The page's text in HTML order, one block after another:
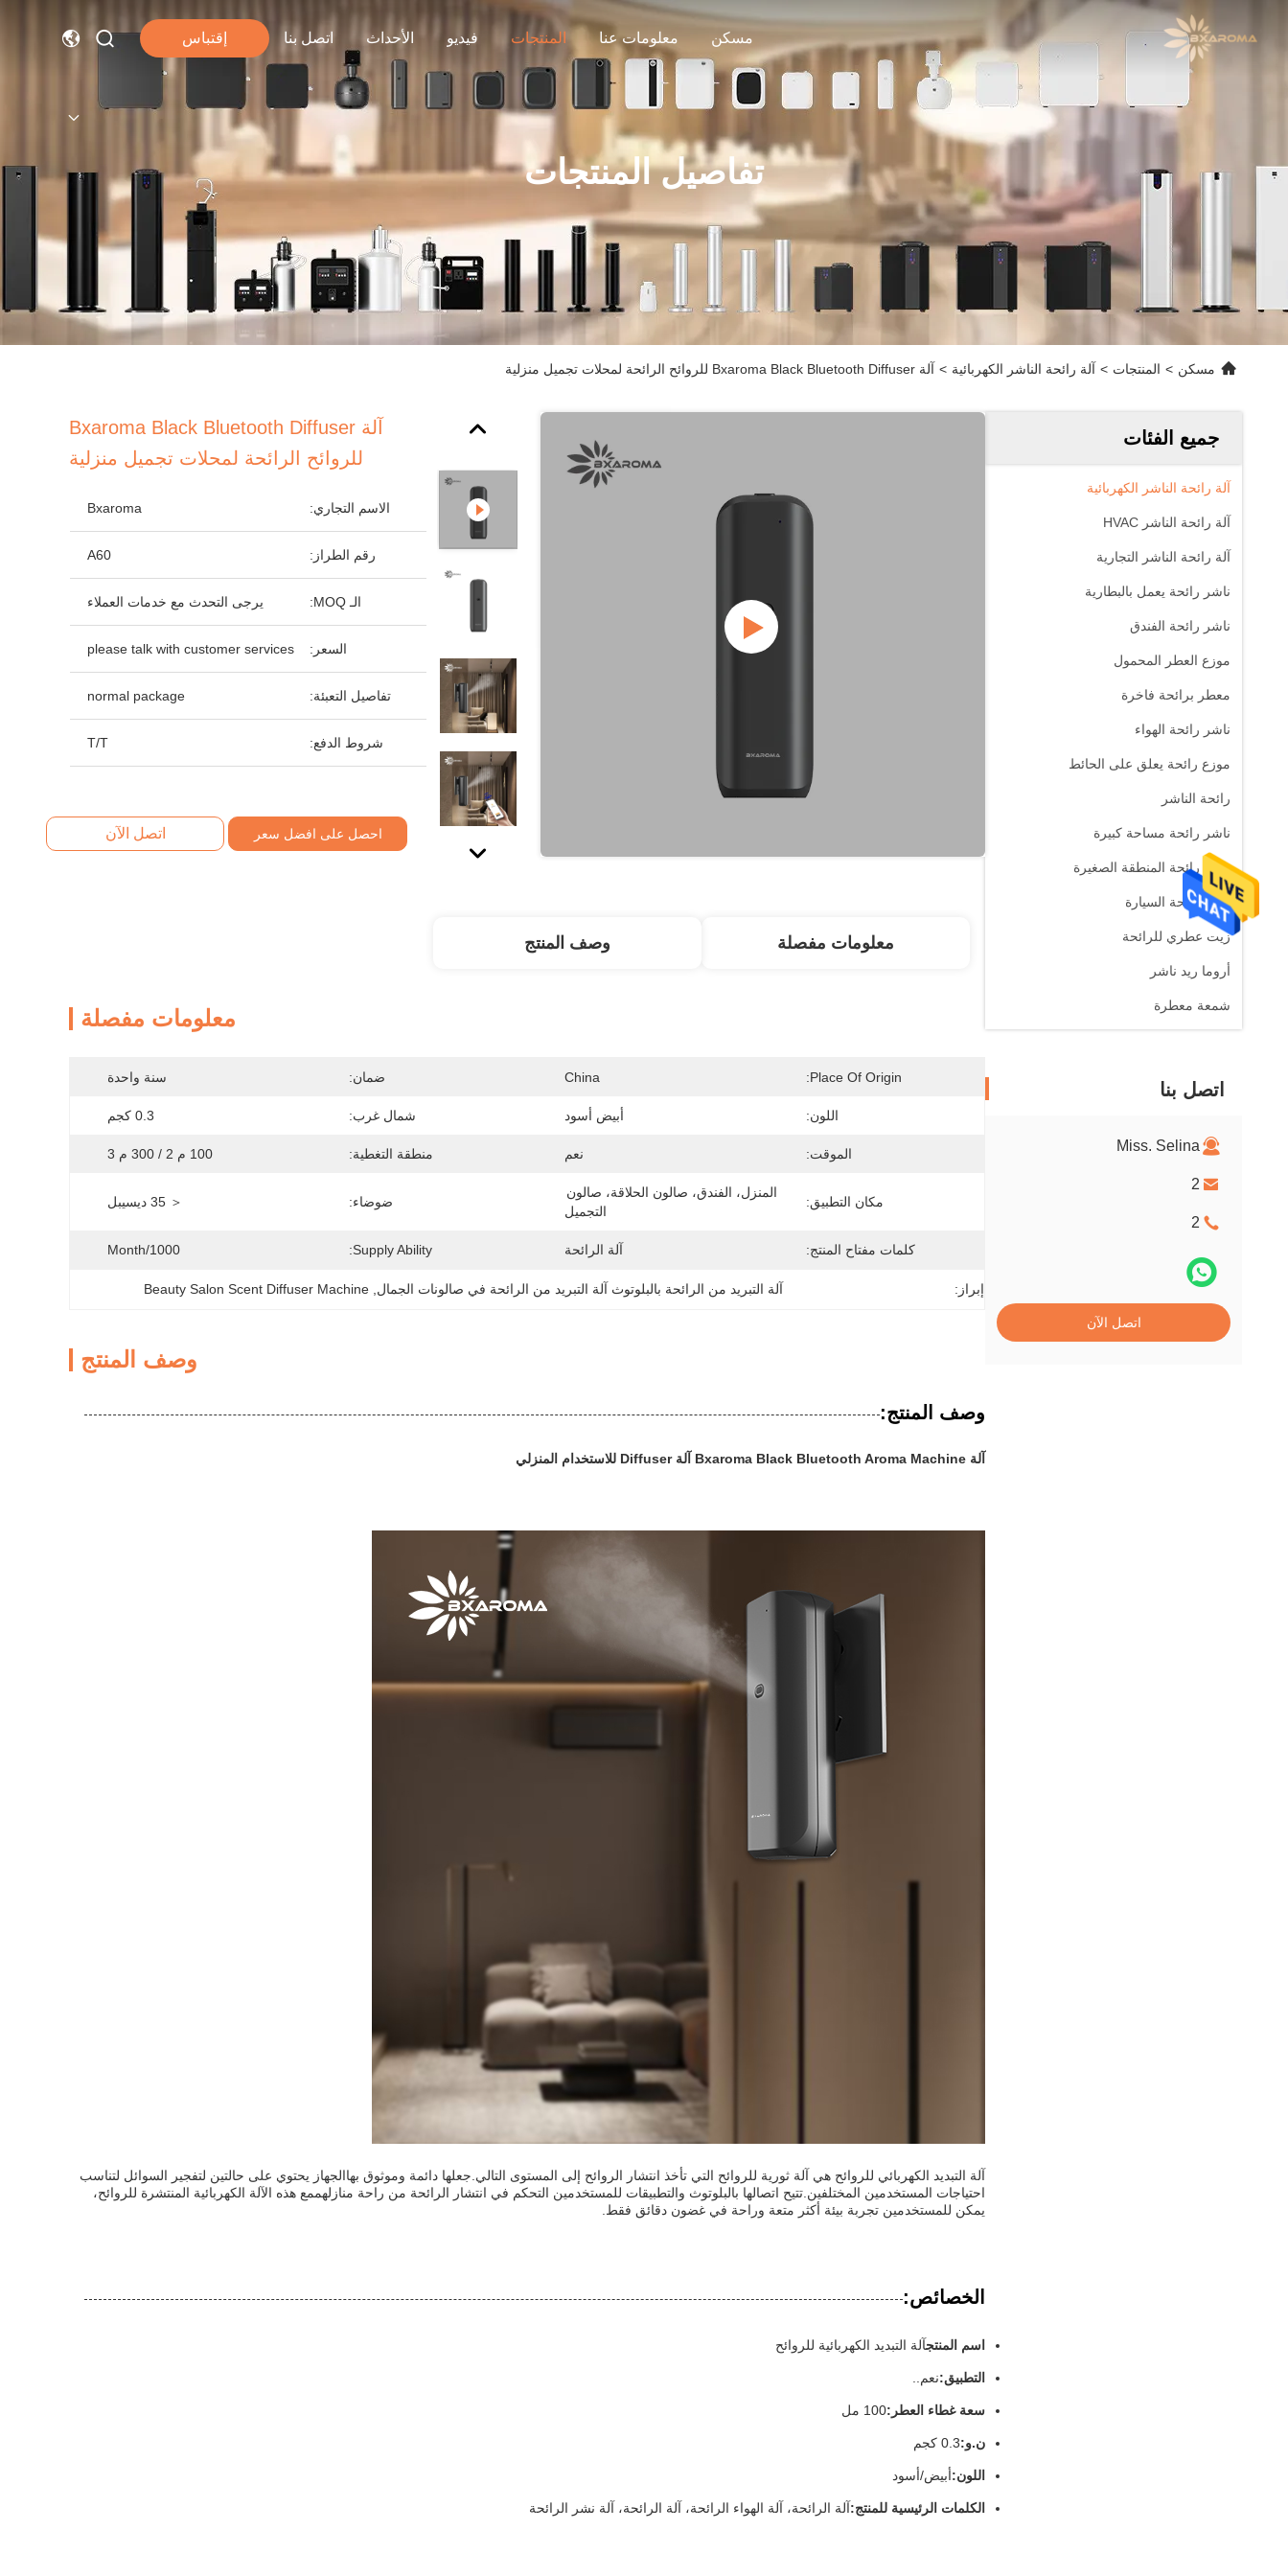
مسكن معلومات عنا المنتجات فيديو الأحداث اتصل بنا إقتباس
تفاصيل المنتجات
مسكن > المنتجات > آلة رائحة الناشر الكهربائية > آلة Bxaroma Black Bluetooth Diffuser للروائح الرائحة لمحلات تجميل منزلية
جميع الفئات
آلة رائحة الناشر الكهربائية
آلة رائحة الناشر HVAC
آلة رائحة الناشر التجارية
ناشر رائحة يعمل بالبطارية
ناشر رائحة الفندق
موزع العطر المحمول
معطر برائحة فاخرة
ناشر رائحة الهواء
موزع رائحة يعلق على الحائط
رائحة الناشر
ناشر رائحة مساحة كبيرة
ناشر رائحة المنطقة الصغيرة
ناشر رائحة السيارة
زيت عطري للرائحة
أروما ريد ناشر
شمعة معطرة
اتصل بنا
Miss. Selina
2
2
اتصل الآن
آلة Bxaroma Black Bluetooth Diffuser
للروائح الرائحة لمحلات تجميل منزلية
الاسم التجاري: Bxaroma
رقم الطراز: A60
الـ MOQ: يرجى التحدث مع خدمات العملاء
السعر: please talk with customer services
تفاصيل التعبئة: normal package
شروط الدفع: T/T
احصل على افضل سعر اتصل الآن
معلومات مفصلة وصف المنتج
معلومات مفصلة
Place Of Origin:
China ضمان: سنة واحدة
اللون: أبيض أسود شمال غرب: 0.3 كجم
الموقت: نعم منطقة التغطية: 100 م 2 / 300 م 3
مكان التطبيق:
التجميل
ضوضاء: ＜ 35 ديسيبل
كلمات مفتاح المنتج: آلة الرائحة Supply Ability:
1000/month
إبراز: آلة التبريد من الرائحة بالبلوتوث آلة التبريد من الرائحة في صالونات الجمال ,
Beauty Salon Scent Diffuser Machine
وصف المنتج
وصف المنتج:
آلة Bxaroma Black Bluetooth Aroma Machine آلة Diffuser للاستخدام المنزلي
آلة التبديد الكهربائي للروائح هي آلة ثورية للروائح التي تأخذ انتشار الروائح إلى المستوى التالي.جعلها دائمة وموثوق بهاالجهاز يحتوي على حالتين لتفجير السوائل لتناسب
احتياجات المستخدمين المختلفين.تتيح اتصالها بالبلوتوث والتطبيقات للمستخدمين التحكم في انتشار الرائحة من راحة منازلهممع هذه الآلة الكهربائية المنتشرة للروائح،
يمكن للمستخدمين تجربة بيئة أكثر متعة وراحة في غضون دقائق فقط.
الخصائص:
اسم المنتجآلة التبديد الكهربائية للروائح
التطبيق:نعم..
سعة غطاء العطر:100 مل
ن.و:0.3 كجم
اللون:أبيض/أسود
الكلمات الرئيسية للمنتج:آلة الرائحة، آلة الهواء الرائحة، آلة الرائحة، آلة نشر الرائحة